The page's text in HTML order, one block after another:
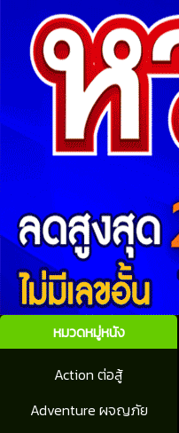
หมวดหมู่หนัง
Action ต่อสู้
Adventure ผจญภัย